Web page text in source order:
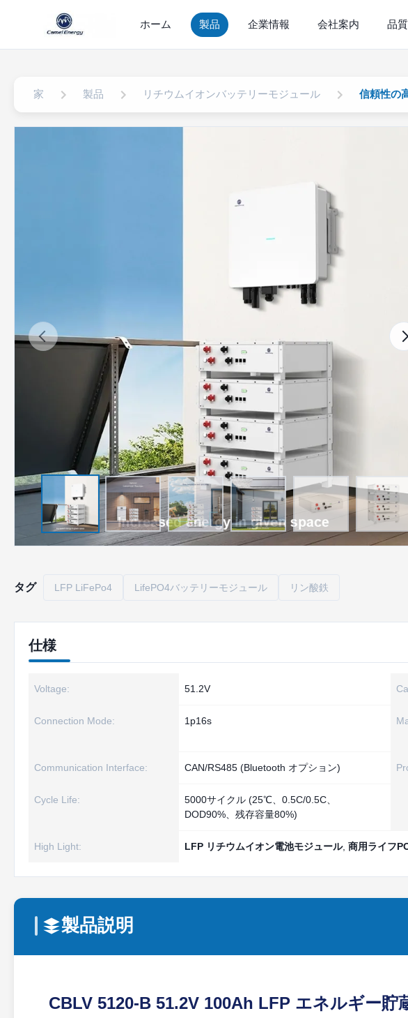
ホーム 製品 企業情報 会社案内 品
家 製品 リチウムイオンバッテリーモジュール 信頼性の
タグ LFP LiFePo4 LifePO4バッテリーモジュール リン酸鉄
仕様
Voltage: 51.2V
Connection Mode: 1p16s
Communication Interface: CAN/RS485 (Bluetooth オプション)
Cycle Life:
5000サイクル (25℃、0.5C/0.5C、
DOD90%、残存容量80%)
High Light: LFP リチウムイオン電池モジュール, 商用ライフ
製品説明
CBLV 5120-B 51.2V 100Ah LFP エネルギー貯